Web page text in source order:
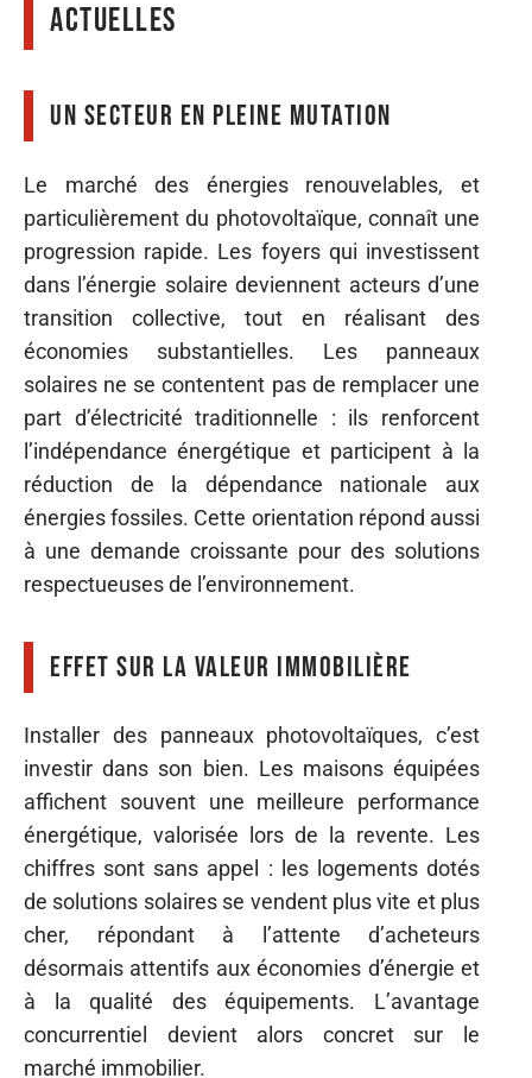
actuelles
Un secteur en pleine mutation
Le marché des énergies renouvelables, et
particulièrement du photovoltaïque, connaît une
progression rapide. Les foyers qui investissent
dans l’énergie solaire deviennent acteurs d’une
transition collective, tout en réalisant des
économies substantielles. Les panneaux
solaires ne se contentent pas de remplacer une
part d’électricité traditionnelle : ils renforcent
l’indépendance énergétique et participent à la
réduction de la dépendance nationale aux
énergies fossiles. Cette orientation répond aussi
à une demande croissante pour des solutions
respectueuses de l’environnement.
Effet sur la valeur immobilière
Installer des panneaux photovoltaïques, c’est
investir dans son bien. Les maisons équipées
affichent souvent une meilleure performance
énergétique, valorisée lors de la revente. Les
chiffres sont sans appel : les logements dotés
de solutions solaires se vendent plus vite et plus
cher, répondant à l’attente d’acheteurs
désormais attentifs aux économies d’énergie et
à la qualité des équipements. L’avantage
concurrentiel devient alors concret sur le
marché immobilier.